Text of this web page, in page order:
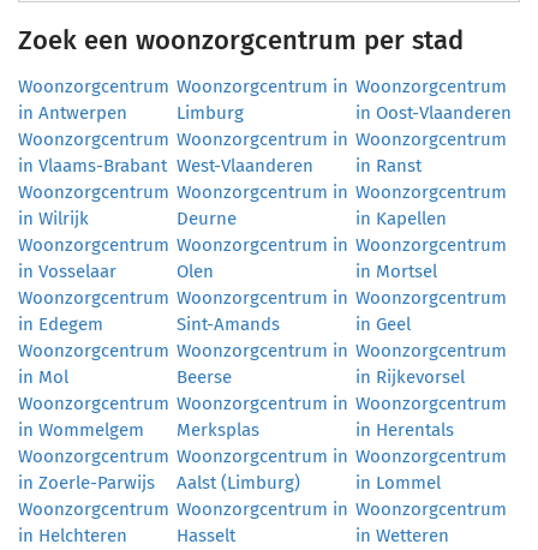
Zoek een woonzorgcentrum per stad
Woonzorgcentrum
in Antwerpen
Woonzorgcentrum in
Limburg
Woonzorgcentrum
in Oost-Vlaanderen
Woonzorgcentrum
in Vlaams-Brabant
Woonzorgcentrum in
West-Vlaanderen
Woonzorgcentrum
in Ranst
Woonzorgcentrum
in Wilrijk
Woonzorgcentrum in
Deurne
Woonzorgcentrum
in Kapellen
Woonzorgcentrum
in Vosselaar
Woonzorgcentrum in
Olen
Woonzorgcentrum
in Mortsel
Woonzorgcentrum
in Edegem
Woonzorgcentrum in
Sint-Amands
Woonzorgcentrum
in Geel
Woonzorgcentrum
in Mol
Woonzorgcentrum in
Beerse
Woonzorgcentrum
in Rijkevorsel
Woonzorgcentrum
in Wommelgem
Woonzorgcentrum in
Merksplas
Woonzorgcentrum
in Herentals
Woonzorgcentrum
in Zoerle-Parwijs
Woonzorgcentrum in
Aalst (Limburg)
Woonzorgcentrum
in Lommel
Woonzorgcentrum
in Helchteren
Woonzorgcentrum in
Hasselt
Woonzorgcentrum
in Wetteren